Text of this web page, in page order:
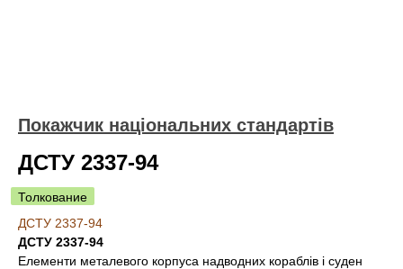
Покажчик національних стандартів
ДСТУ 2337-94
Толкование
ДСТУ 2337-94
ДСТУ 2337-94
Елементи металевого корпуса надводних кораблів і суден